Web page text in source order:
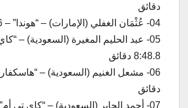
دقائق
04- عُثْمَان الغفلي (الإمارات) – “هوندا” – 8:27.6 دقائق
05- عبد الحليم المغيرة (السعودية) –
8:48.8 دقائق
دقائق